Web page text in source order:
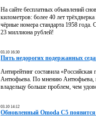
На сайте бесплатных объявлений
километров: более 40 лет
чёрные номера стандарта 1958
23 миллиона рублей!
03.10 16:30
Пять недорогих подержанных
Антирейтинг составила
Антюфьева. По мнению Антюфьева, в
владельцу больше проблем, чем
03.10 14:12
Обновленный Omoda C5 появится